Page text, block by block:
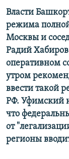
Все сайты
Власти
режима
Москвы и
Радий
оперативном
утром
ввести такой
РФ. Уфимский
что
от
регионы